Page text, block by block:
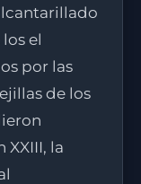
el
por las
de los
XXIII, la